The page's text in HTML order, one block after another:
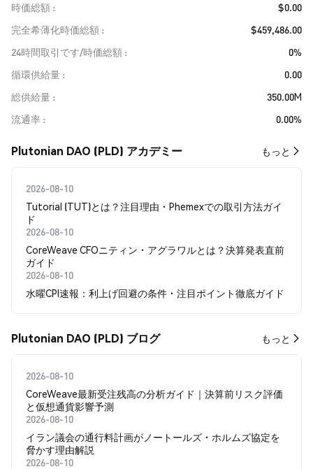
時価総額
$0.00
完全希薄化時価総額
$459,486.00
24時間取引です/時価総額
0%
循環供給量
0.00
総供給量
350.00M
流通率
0.00%
Plutonian DAO (PLD) アカデミー もっと
2026-08-10
Tutorial (TUT)とは？注目理由・Phemexでの取引方法ガイ
ド
2026-08-10
CoreWeave CFOニティン・アグラワルとは？決算発表直前
ガイド
2026-08-10
水曜CPI速報：利上げ回避の条件・注目ポイント徹底ガイド
Plutonian DAO (PLD) ブログ もっと
2026-08-10
CoreWeave最新受注残高の分析ガイド｜決算前リスク評価
と仮想通貨影響予測
2026-08-10
イラン議会の通行料計画がノートールズ・ホルムズ協定を
脅かす理由解説
2026-08-10